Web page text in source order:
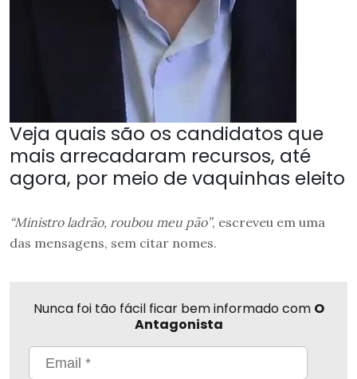
Veja quais são os candidatos que
mais arrecadaram recursos, até
agora, por meio de vaquinhas eleito
“Ministro ladrão, roubou meu pão”, escreveu em uma
das mensagens, sem citar nomes.
Nunca foi tão fácil ficar bem informado com O
Antagonista